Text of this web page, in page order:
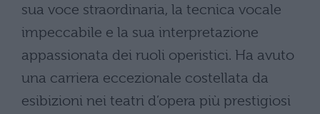
sua voce straordinaria, la tecnica vocale
impeccabile e la sua interpretazione
appassionata dei ruoli operistici. Ha avuto
una carriera eccezionale costellata da
esibizioni nei teatri d’opera più prestigiosi